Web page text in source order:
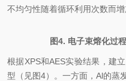
不均匀性随着循环利用次数而增
图4. 电子束熔化过
根据XPS和AES实验结果，建
型（见图4）。一方面，Al的蒸